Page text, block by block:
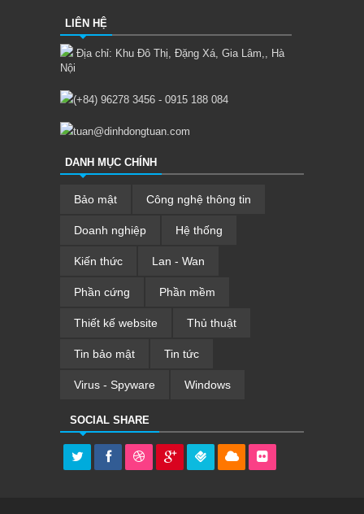
LIÊN HỆ
Địa chỉ: Khu Đô Thị, Đặng Xá, Gia Lâm,, Hà
Nội
(+84) 96278 3456 - 0915 188 084
tuan@dinhdongtuan.com
DANH MỤC CHÍNH
Bảo mật Công nghệ thông tin
Doanh nghiệp Hệ thống
Kiến thức Lan - Wan
Phần cứng Phần mềm
Thiết kế website Thủ thuật
Tin bảo mật Tin tức
Virus - Spyware Windows
SOCIAL SHARE